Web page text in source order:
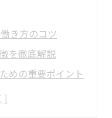
き方のコツ
を徹底解説
めの重要ポイント
雇い対応の心得